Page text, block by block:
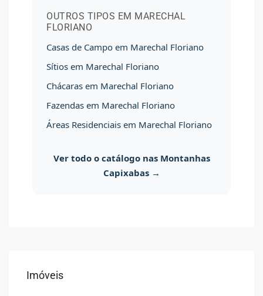
OUTROS TIPOS EM MARECHAL
FLORIANO
Casas de Campo em Marechal Floriano
Sítios em Marechal Floriano
Chácaras em Marechal Floriano
Fazendas em Marechal Floriano
Áreas Residenciais em Marechal Floriano
Ver todo o catálogo nas Montanhas
Capixabas →
Imóveis